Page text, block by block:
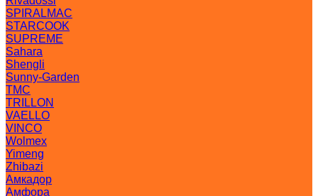
SPIRALMAC
STARCOOK
SUPREME
Sahara
Shengli
Sunny-Garden
TMC
TRILLON
VAELLO
VINCO
Wolmex
Yimeng
Zhibazi
Амкадор
Амфора